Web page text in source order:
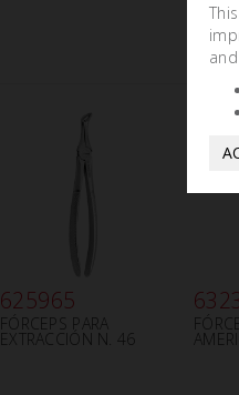
625965
FÓRCEPS PARA
EXTRACCIÓN N. 46